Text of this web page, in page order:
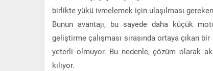
birlikte yükü ivmelemek için ulaşılması
Bunun avantajı, bu sayede daha küçük
geliştirme çalışması sırasında ortaya çıkan
yeterli olmuyor. Bu nedenle, çözüm olarak
kılıyor.